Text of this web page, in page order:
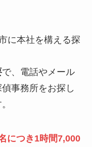
に本社を構える探
で、電話やメール
事務所をお探し
につき1時間7,000